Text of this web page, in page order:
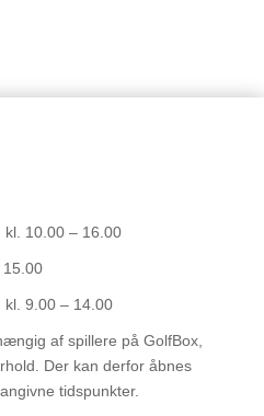
kl. 10.00 – 16.00
15.00
9.00 – 14.00
af spillere på GolfBox,
Der kan derfor åbnes
tidspunkter.